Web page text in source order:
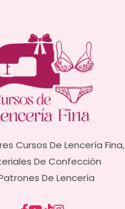
Cursos De Lencería Fina,
De Confección
De Lencería